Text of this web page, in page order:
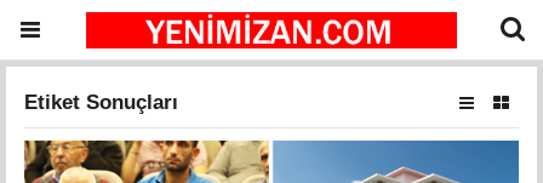
Etiket Sonuçları